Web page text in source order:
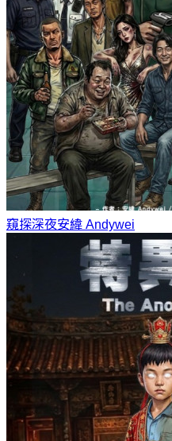
窺探深夜安緯 Andywei